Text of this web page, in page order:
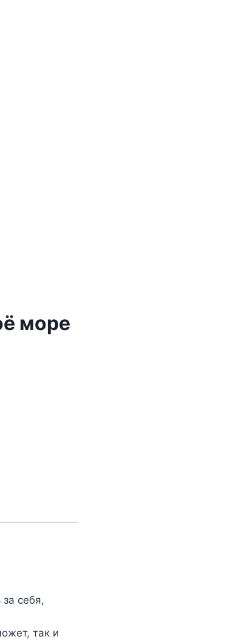
море
себя,
так и